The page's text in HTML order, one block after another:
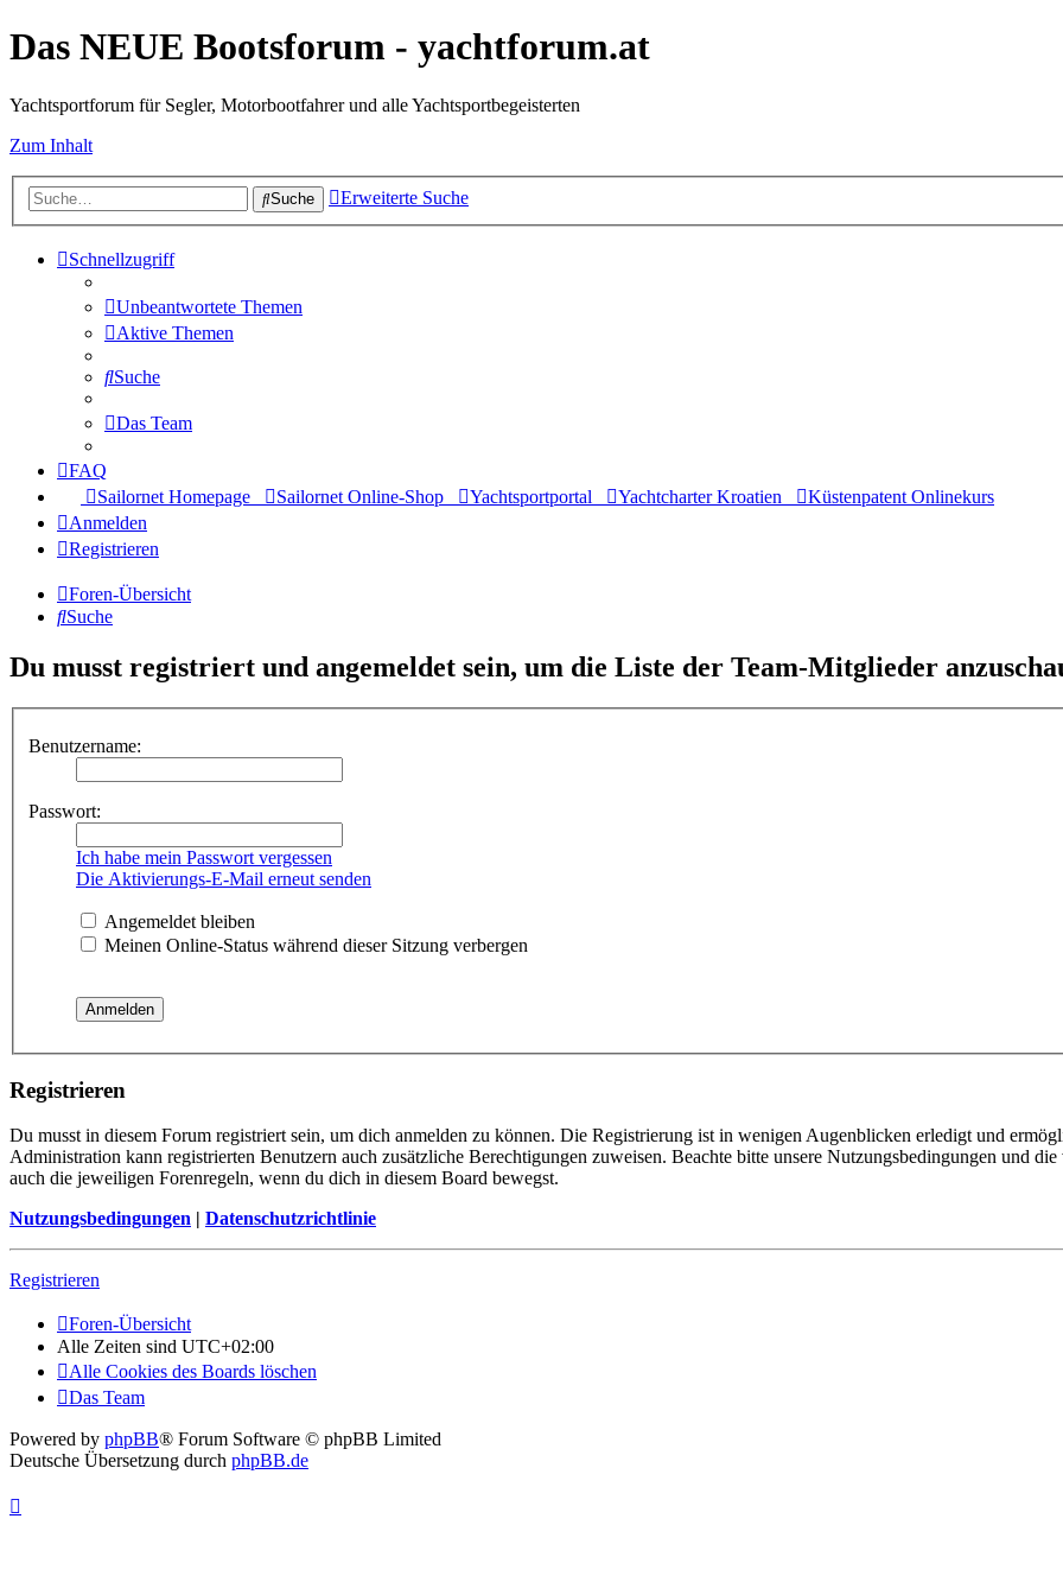
Das NEUE Bootsforum - yachtforum.at
Yachtsportforum für Segler, Motorbootfahrer und alle Yachtsportbegeisterten
Zum Inhalt
Suche Erweiterte Suche
Schnellzugriff
Unbeantwortete Themen
Aktive Themen
Suche
Das Team
FAQ
Sailornet Homepage
Sailornet Online-Shop Yachtsportportal Yachtcharter Kroatien
Küstenpatent Onlinekurs
Anmelden
Registrieren
Foren-Übersicht
Suche
Du musst registriert und angemeldet sein, um die Liste der Team-Mitglieder
Benutzername:
Passwort:
Ich habe mein Passwort vergessen
Die Aktivierungs-E-Mail erneut senden
Angemeldet bleiben
Meinen Online-Status während dieser Sitzung verbergen
Registrieren
Du musst in diesem Forum registriert sein, um dich anmelden zu können. Die Registrierung ist in wenigen Augenblicken erledigt und
Administration kann registrierten Benutzern auch zusätzliche Berechtigungen zuweisen. Beachte bitte unsere Nutzungsbedingungen und
auch die jeweiligen Forenregeln, wenn du dich in diesem Board bewegst.
Nutzungsbedingungen | Datenschutzrichtlinie
Registrieren
Foren-Übersicht
Alle Zeiten sind UTC+02:00
Alle Cookies des Boards löschen
Das Team
Powered by phpBB® Forum Software © phpBB Limited
Deutsche Übersetzung durch phpBB.de